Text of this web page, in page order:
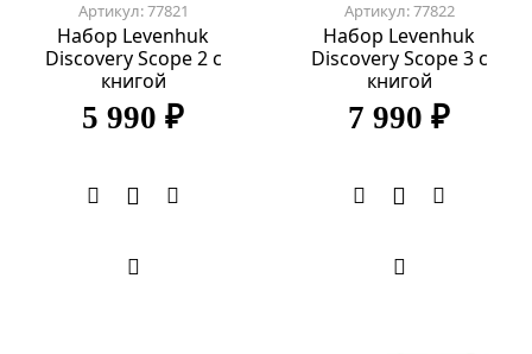
Артикул: 77821
Набор Levenhuk
Discovery Scope 2 с
книгой
5 990 ₽
Артикул: 77822
Набор Levenhuk
Discovery Scope 3 с
книгой
7 990 ₽